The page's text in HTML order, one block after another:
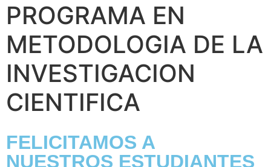
PROGRAMA EN
METODOLOGIA DE LA
INVESTIGACION
CIENTIFICA
FELICITAMOS A
NUESTROS ESTUDIANTES